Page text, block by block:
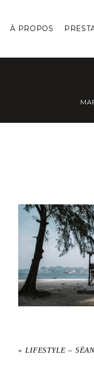
À PROPOS
« LIFESTYLE –